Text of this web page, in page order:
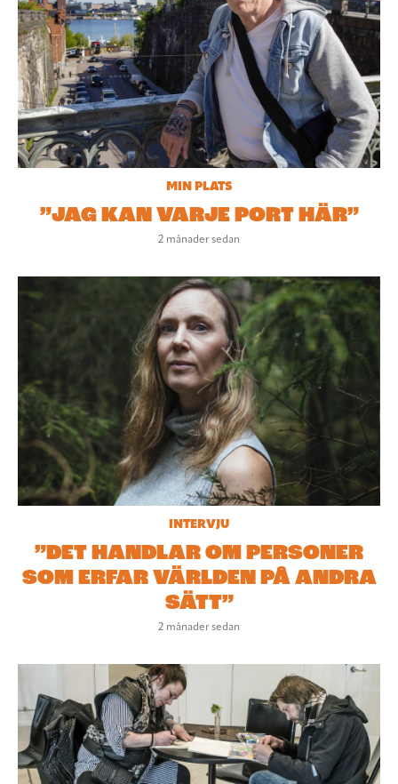
MIN PLATS
”JAG KAN VARJE PORT HÄR”
2 månader sedan
INTERVJU
”DET HANDLAR OM PERSONER
SOM ERFAR VÄRLDEN PÅ ANDRA
SÄTT”
2 månader sedan